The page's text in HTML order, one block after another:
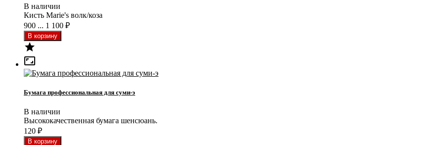
В наличии
Кисть Marie's волк/коза
900 ... 1 100 ₽


Бумага профессиональная для суми-э
В наличии
Высококачественная бумага шенсюань.
120 ₽